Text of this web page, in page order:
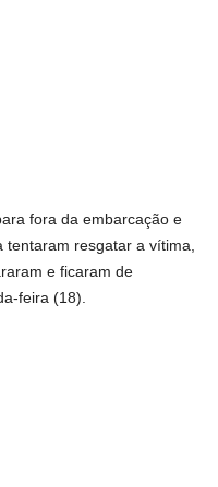
fora da embarcação e
tentaram resgatar a vítima,
e ficaram de
feira (18).